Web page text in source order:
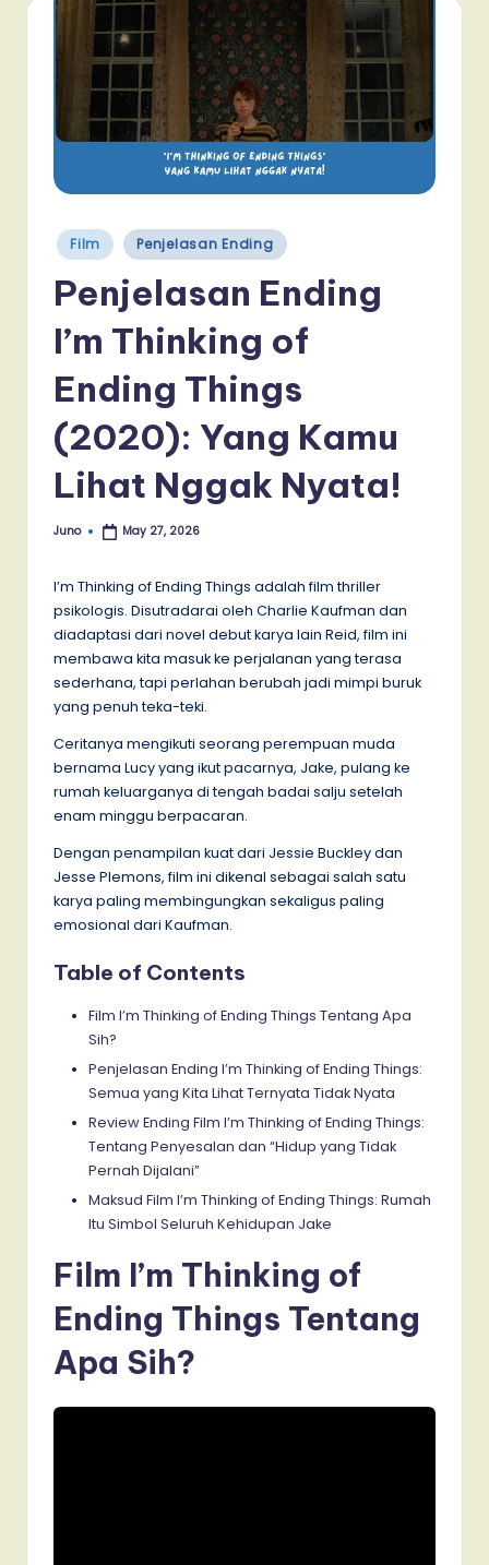
Posted
in
Film Penjelasan Ending
Penjelasan Ending
I’m Thinking of
Ending Things
(2020): Yang Kamu
Lihat Nggak Nyata!
Posted
Juno May 27, 2026
I’m Thinking of Ending Things adalah film thriller
psikologis. Disutradarai oleh Charlie Kaufman dan
diadaptasi dari novel debut karya Iain Reid, film ini
membawa kita masuk ke perjalanan yang terasa
sederhana, tapi perlahan berubah jadi mimpi buruk
yang penuh teka-teki.
Ceritanya mengikuti seorang perempuan muda
bernama Lucy yang ikut pacarnya, Jake, pulang ke
rumah keluarganya di tengah badai salju setelah
enam minggu berpacaran.
Dengan penampilan kuat dari Jessie Buckley dan
Jesse Plemons, film ini dikenal sebagai salah satu
karya paling membingungkan sekaligus paling
emosional dari Kaufman.
Table of Contents
Film I’m Thinking of Ending Things Tentang Apa
Sih?
Penjelasan Ending I’m Thinking of Ending Things:
Semua yang Kita Lihat Ternyata Tidak Nyata
Review Ending Film I’m Thinking of Ending Things:
Tentang Penyesalan dan “Hidup yang Tidak
Pernah Dijalani”
Maksud Film I’m Thinking of Ending Things: Rumah
Itu Simbol Seluruh Kehidupan Jake
Film I’m Thinking of
Ending Things Tentang
Apa Sih?